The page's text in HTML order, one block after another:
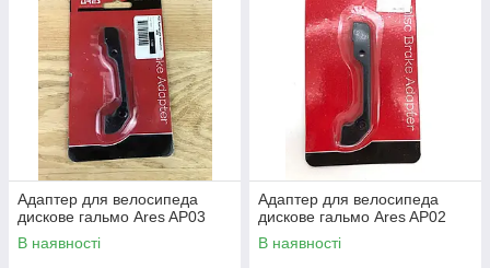
Адаптер для велосипеда
дискове гальмо Ares AP03
В наявності
Адаптер для велосипеда
дискове гальмо Ares AP02
В наявності